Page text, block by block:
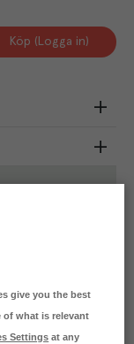
Köp (Logga in)
give you the best
of what is relevant
Settings at any